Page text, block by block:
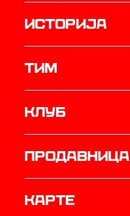
историја
ТИМ
Клуб
продавница
Карте